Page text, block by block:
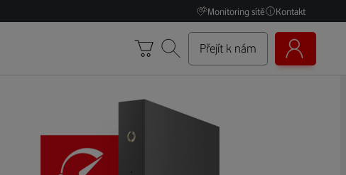
Monitoring sítě Kontakt
Přejít k nám